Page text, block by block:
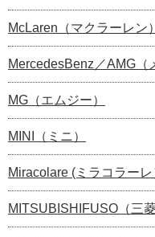
McLaren（マクラーレン）
MercedesBenz／AMG（
MG（エムジー）
MINI（ミニ）
Miracolare (ミラコラーレ
MITSUBISHIFUSO（三菱